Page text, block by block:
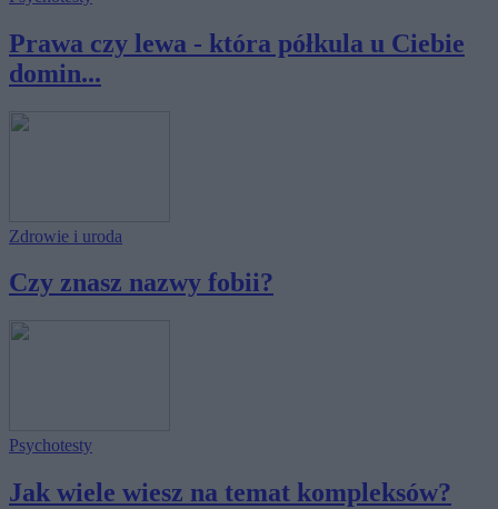
Prawa czy lewa - która półkula u Ciebie
domin...
Zdrowie i uroda
Czy znasz nazwy fobii?
Psychotesty
Jak wiele wiesz na temat kompleksów?